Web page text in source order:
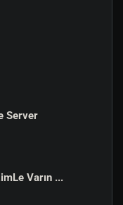
Server
Varın ...